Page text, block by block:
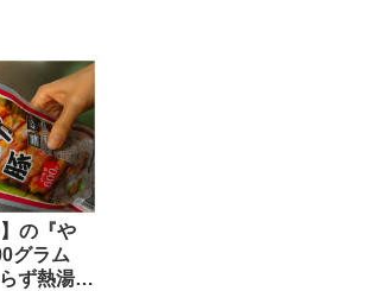
の『や
グラム
ず熱湯の